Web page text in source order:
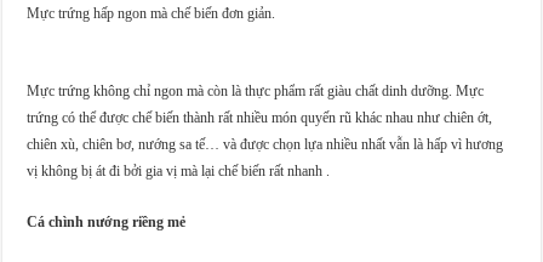
Mực trứng hấp ngon mà chế biến đơn giản.
Mực trứng không chỉ ngon mà còn là thực phẩm rất giàu chất dinh dưỡng. Mực
trứng có thể được chế biến thành rất nhiều món quyến rũ khác nhau như chiên ớt,
chiên xù, chiên bơ, nướng sa tế… và được chọn lựa nhiều nhất vẫn là hấp vì hương
vị không bị át đi bởi gia vị mà lại chế biến rất nhanh .
Cá chình nướng riềng mẻ